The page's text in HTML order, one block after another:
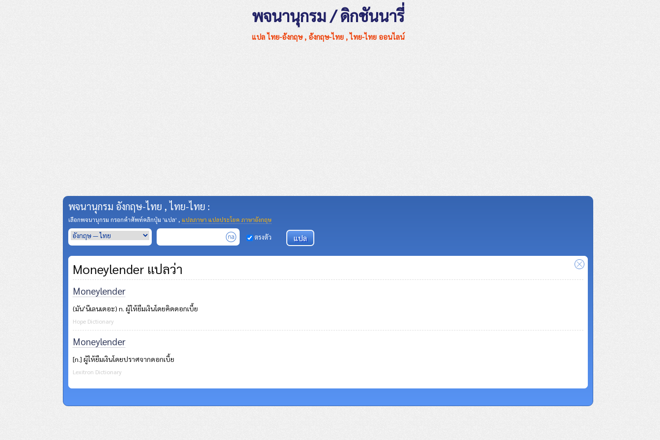
พจนานุกรม / ดิกชันนารี่
แปล ไทย-อังกฤษ , อังกฤษ-ไทย , ไทย-ไทย ออนไลน์
พจนานุกรม อังกฤษ-ไทย , ไทย-ไทย :
เลือกพจนานุกรม กรอกคำศัพท์คลิกปุ่ม 'แปล' , แปลภาษา แปลประโยค ภาษาอังกฤษ
ตรงตัว
Moneylender แปลว่า
Moneylender
(มัน’นีเลนเดอะ) n. ผู้ให้ยืมเงินโดยคิดดอกเบี้ย
Hope Dictionary
Moneylender
[n.] ผู้ให้ยืมเงินโดยปราศจากดอกเบี้ย
Lexitron Dictionary